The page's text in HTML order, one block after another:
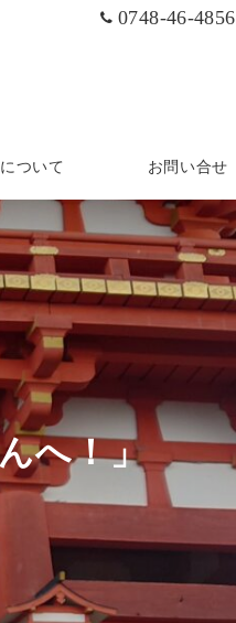
0748-46-4856
ついて お問い合せ
へ！」